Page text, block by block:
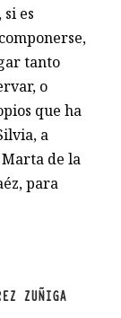
es
tanto
o
que ha
a
de la
para
ZUÑIGA